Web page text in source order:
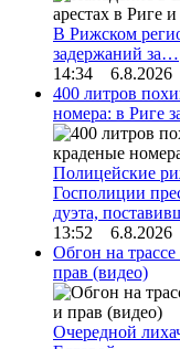
В Рижском
задержаний за…
14:34 6.8.2026
400 литров
номера: в Риге
Полицейские
Госполиции
дуэта,
13:52 6.8.2026
Обгон на
прав (видео)
Очередной